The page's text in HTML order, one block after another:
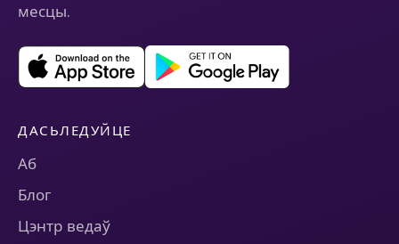
месцы.
ДАСЬЛЕДУЙЦЕ
Аб
Блог
Цэнтр ведаў